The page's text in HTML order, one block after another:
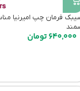
فرمان چپ امیرنیا
640,000تومان